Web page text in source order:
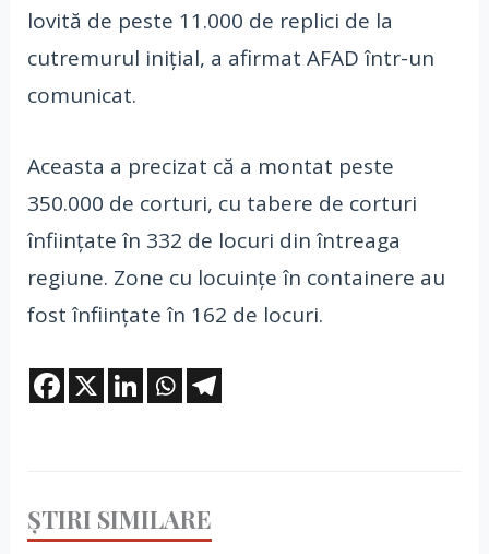
lovită de peste 11.000 de replici de la
cutremurul inițial, a afirmat AFAD într-un
comunicat.
Aceasta a precizat că a montat peste
350.000 de corturi, cu tabere de corturi
înființate în 332 de locuri din întreaga
regiune. Zone cu locuințe în containere au
fost înființate în 162 de locuri.
ȘTIRI SIMILARE